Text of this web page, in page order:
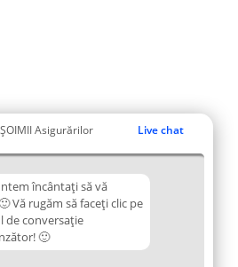
ȘOIMII Asigurărilor Live chat
încântați să vă
Vă rugăm să faceți clic pe
de conversație
🙂